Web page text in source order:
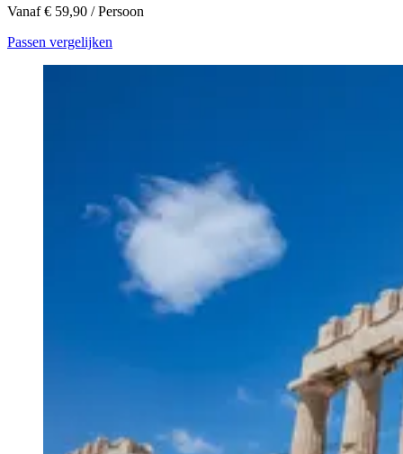
Vanaf € 59,90 / Persoon
Passen vergelijken